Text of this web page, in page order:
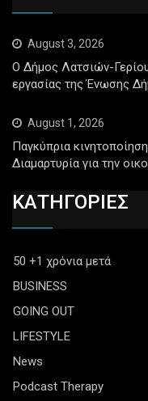
August 3, 2026
Ο Δήμος Λατσιών-
εργασίας της Ένωσης
August 1, 2026
Παγκύπρια
Διαμαρτυρία για την
ΚΑΤΗΓΟΡΙΕΣ
50 +1 χρόνια μετά
BUSINESS
GOING OUT
LIFESTYLE
News
Podcast Therapy